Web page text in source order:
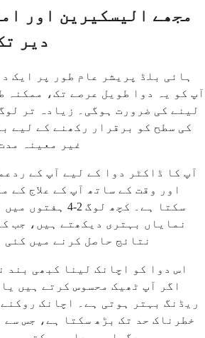
مجھے الیسکیرین اور
دیر
ہائی بلڈ پریشر عام طور پر ایک
آپ کو یہ دوا طویل عرصے تک، ممکنہ
لینے کی ضرورت ہوگی۔ زیادہ تر
کی سطح کو برقرار رکھنے کے لیے
غیر معینہ
آپ کا ڈاکٹر دوا کے لیے آپ کے
اور وقت کے ساتھ آپ کے علاج کے
سکتا ہے۔ کچھ لوگ
نمایاں بہتری دیکھتے ہیں، جب
نتائج حاصل کرنے میں کئی
اس دوا کو اچانک لینا کبھی بند
اگر آپ ٹھیک محسوس کرتے ہیں
ریڈنگ بہتر ہوتی ہے۔ اچانک
خطرناک حد تک بڑھ سکتا ہے، جس سے